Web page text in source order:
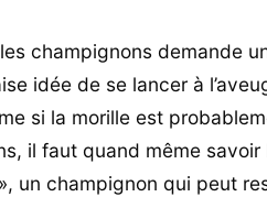
champignons demande
idée de se lancer à
si la morille est
il faut quand même
un champignon qui peut